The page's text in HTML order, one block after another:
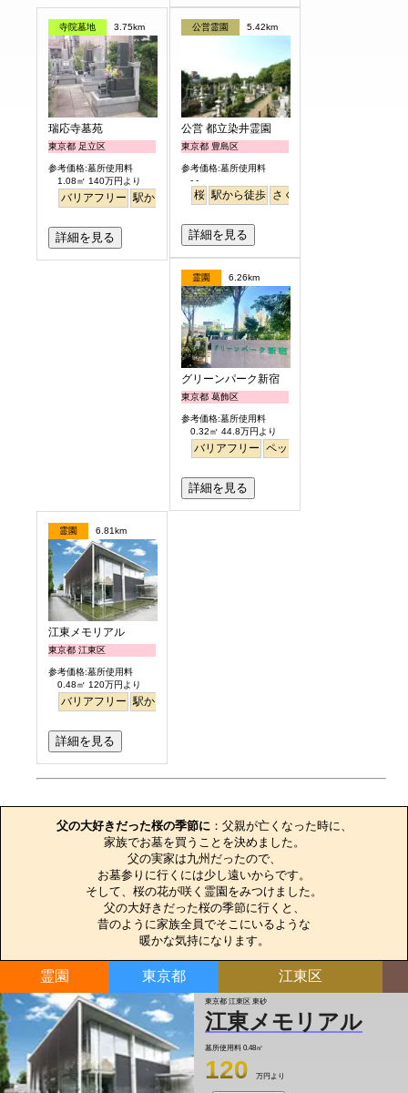
寺院墓地 3.75km
瑞応寺墓苑
東京都 足立区
参考価格:墓所使用料
1.08㎡ 140万円より
バリアフリー 駅から徒歩
詳細を見る
公営霊園 5.42km
公営 都立染井霊園
東京都 豊島区
参考価格:墓所使用料
- -
桜 駅から徒歩 さくら
詳細を見る
霊園 6.26km
グリーンパーク新宿
東京都 葛飾区
参考価格:墓所使用料
0.32㎡ 44.8万円より
バリアフリー ペット
詳細を見る
霊園 6.81km
江東メモリアル
東京都 江東区
参考価格:墓所使用料
0.48㎡ 120万円より
バリアフリー 駅から徒歩
詳細を見る
父の大好きだった桜の季節に：父親が亡くなった時に、
家族でお墓を買うことを決めました。
父の実家は九州だったので、
お墓参りに行くには少し遠いからです。
そして、桜の花が咲く霊園をみつけました。
父の大好きだった桜の季節に行くと、
昔のように家族全員でそこにいるような
暖かな気持になります。
霊園 東京都 江東区
東京都 江東区 東砂
江東メモリアル
墓所使用料 0.48㎡
120 万円より